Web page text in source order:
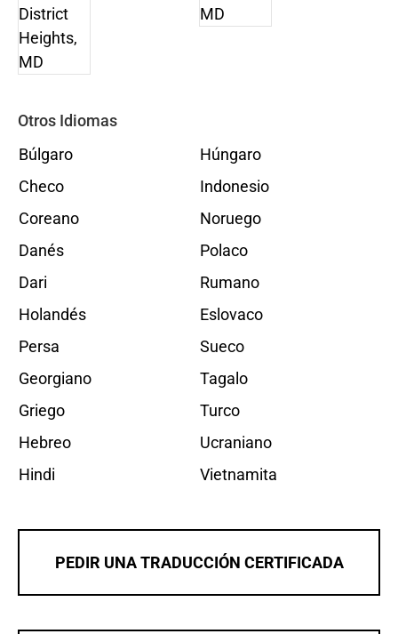
Otros Idiomas
Búlgaro
Checo
Coreano
Danés
Dari
Holandés
Persa
Georgiano
Griego
Hebreo
Hindi
Húngaro
Indonesio
Noruego
Polaco
Rumano
Eslovaco
Sueco
Tagalo
Turco
Ucraniano
Vietnamita
PEDIR UNA TRADUCCIÓN CERTIFICADA